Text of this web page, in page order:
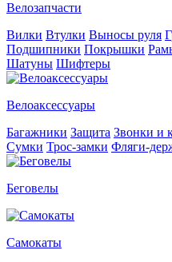
Велозапчасти
Вилки Втулки Выносы руля
Подшипники Покрышки
Шатуны Шифтеры
Велоаксессуары
Багажники Защита Звонки и
Сумки Трос-замки Фляги-
Беговелы
Самокаты